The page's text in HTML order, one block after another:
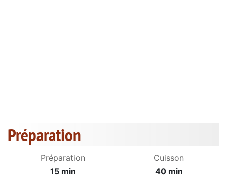
Préparation
Préparation
15 min
Cuisson
40 min